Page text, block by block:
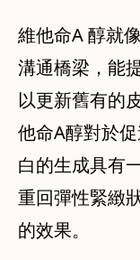
維他命A 醇就
溝通橋梁，能
以更新舊有的
他命A醇對於
白的生成具有
重回彈性緊緻
的效果。